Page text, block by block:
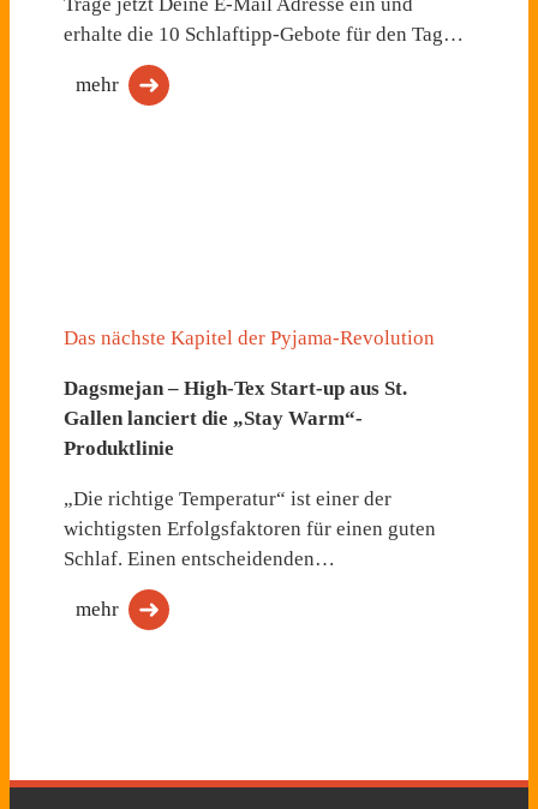
Trage jetzt Deine E-Mail Adresse ein und
erhalte die 10 Schlaftipp-Gebote für den Tag…
mehr
Das nächste Kapitel der Pyjama-Revolution
Dagsmejan – High-Tex Start-up aus St.
Gallen lanciert die „Stay Warm“-
Produktlinie
„Die richtige Temperatur“ ist einer der
wichtigsten Erfolgsfaktoren für einen guten
Schlaf. Einen entscheidenden…
mehr